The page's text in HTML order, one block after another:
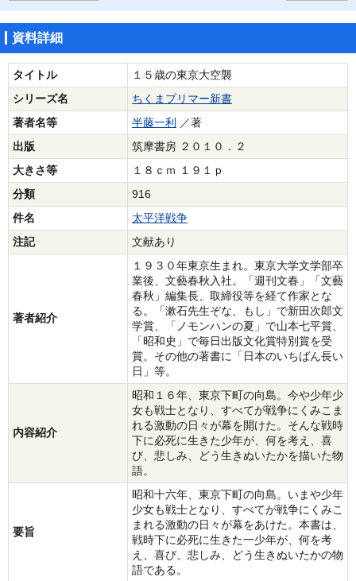
資料詳細
タイトル
１５歳の東京大空襲
シリーズ名
ちくまプリマー新書
著者名等
半藤一利
／著
出版
筑摩書房 ２０１０．２
大きさ等
１８ｃｍ １９１ｐ
分類
916
件名
太平洋戦争
注記
文献あり
著者紹介
１９３０年東京生まれ。東京大学文学部卒
業後、文藝春秋入社。「週刊文春」「文藝
春秋」編集長、取締役等を経て作家とな
る。「漱石先生ぞな、もし」で新田次郎文
学賞、「ノモンハンの夏」で山本七平賞、
「昭和史」で毎日出版文化賞特別賞を受
賞。その他の著書に「日本のいちばん長い
日」等。
内容紹介
昭和１６年、東京下町の向島。今や少年少
女も戦士となり、すべてが戦争にくみこま
れる激動の日々が幕を開けた。そんな戦時
下に必死に生きた少年が、何を考え、喜
び、悲しみ、どう生きぬいたかを描いた物
語。
要旨
昭和十六年、東京下町の向島。いまや少年
少女も戦士となり、すべてが戦争にくみこ
まれる激動の日々が幕をあけた。本書は、
戦時下に必死に生きた一少年が、何を考
え、喜び、悲しみ、どう生きぬいたかの物
語である。